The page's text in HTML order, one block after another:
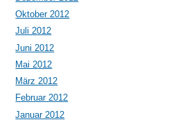
Oktober 2012
Juli 2012
Juni 2012
Mai 2012
März 2012
Februar 2012
Januar 2012